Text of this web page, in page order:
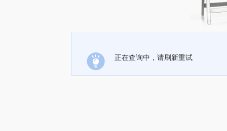
正在查询中，请刷新重试